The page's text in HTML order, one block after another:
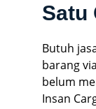
Satu
Butuh
barang
belum
Insan